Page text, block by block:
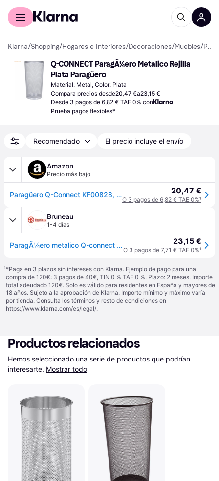
Comprar con Klarna
Klarna/Shopping/Hogares e Interiores/Decoraciones/Muebles/ Paragüeros
Q-CONNECT ParagÃ¼ero Metalico Rejilla
Plata Paragüero
Material: Metal, Color: Plata
Compara precios desde20,47 €a23,15 €
Desde 3 pagos de 6,82 € TAE 0% con
Prueba pagos flexibles*
Recomendado El precio incluye el envío
Amazon
Precio más bajo
Paragüero Q-Connect KF00828, de alambre de metal, color plateado 20,47 €
O 3 pagos de 6,82 € TAE 0%¹
Bruneau
1-4 días
ParagÃ¼ero metalico Q-connect rejilla plata 23,15 €
O 3 pagos de 7,71 € TAE 0%¹
¹*Paga en 3 plazos sin intereses con Klarna. Ejemplo de pago para una
compra de 120€: 3 pagos de 40€, TIN 0 % TAE 0 %. Plazo: 2 meses. Importe
total adeudado 120€. Solo es válido para residentes en España y mayores de
18 años. Sujeto a la aprobación de Klarna. Importe mínimo y máximo varía
por tienda. Consulta los términos y resto de condiciones en
https://www.klarna.com/es/legal/.
Productos relacionados
Hemos seleccionado una serie de productos que podrían
interesarte. Mostrar todo